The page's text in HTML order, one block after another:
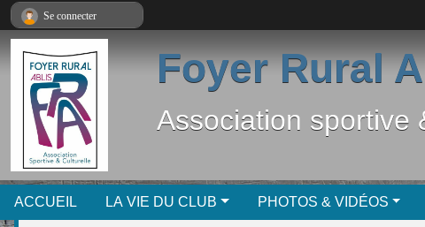
Foyer Rural
Association sportive
ACCUEIL LA VIE DU CLUB PHOTOS & VIDÉOS
Se connecter
Panneau de gestion des cookies